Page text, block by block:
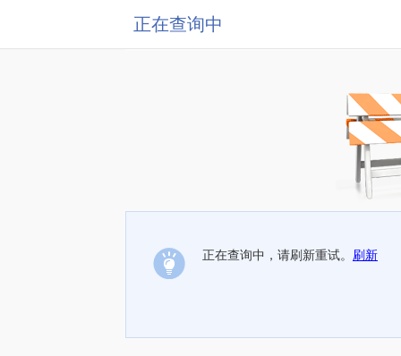
正在查询中
正在查询中，请刷新重试。 刷新